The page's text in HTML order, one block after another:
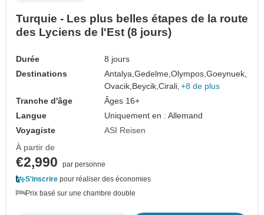
Turquie - Les plus belles étapes de la route
des Lyciens de l'Est (8 jours)
Durée
8 jours
Destinations
Antalya,Gedelme,Olympos,Goeynuek,
Ovacik,Beycik,Cirali, +8 de plus
Tranche d'âge
Âges 16+
Langue
Uniquement en : Allemand
Voyagiste
ASI Reisen
À partir de
€2,990
par personne
S'inscrire pour réaliser des économies
Prix basé sur une chambre double